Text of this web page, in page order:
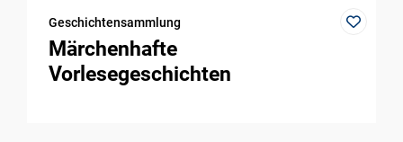
Geschichtensammlung
Märchenhafte
Vorlesegeschichten